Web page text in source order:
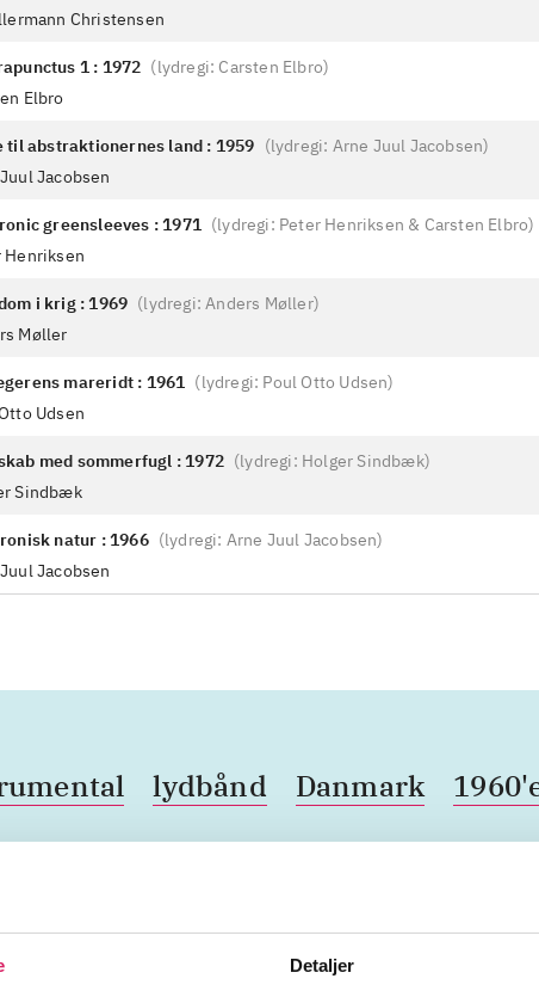
Detaljer
Christensen
1 : 1972 (lydregi: Carsten Elbro)
Elbro
til abstraktionernes land : 1959 (lydregi: Arne Juul Jacobsen)
Jacobsen
greensleeves : 1971 (lydregi: Peter Henriksen & Carsten Elbro)
Henriksen
i krig : 1969 (lydregi: Anders Møller)
Møller
mareridt : 1961 (lydregi: Poul Otto Udsen)
Udsen
med sommerfugl : 1972 (lydregi: Holger Sindbæk)
Sindbæk
natur : 1966 (lydregi: Arne Juul Jacobsen)
Jacobsen
lydbånd Danmark